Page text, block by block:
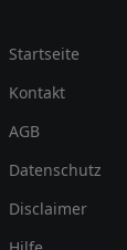
Rechtliches
Startseite
Kontakt
AGB
Datenschutz
Disclaimer